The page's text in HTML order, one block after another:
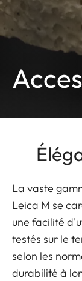
La vaste
Leica M se
une facilité
testés sur le
selon les
durabilité à